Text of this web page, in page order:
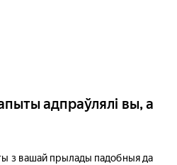
адпраўлялі вы, а
з вашай прылады падобныя да